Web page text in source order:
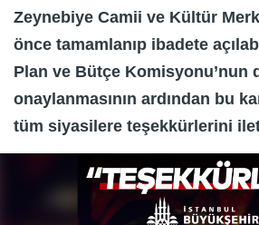
Zeynebiye Camii ve Kültür
önce tamamlanıp ibadete
Plan ve Bütçe Komisyonu’nun
onaylanmasının ardından bu
tüm siyasilere teşekkürlerini